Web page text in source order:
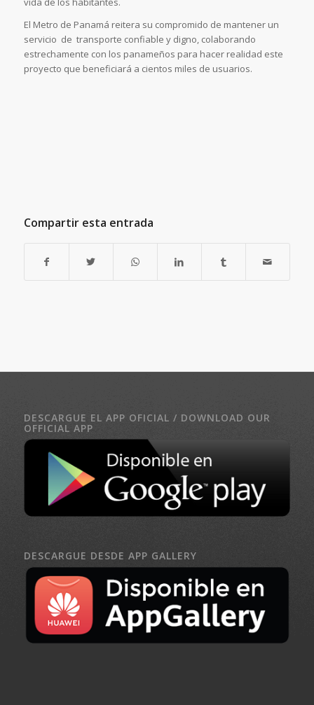
El Metro de Panamá reitera su compromido de mantener un
servicio de transporte confiable y digno, colaborando
estrechamente con los panameños para hacer realidad este
proyecto que beneficiará a cientos miles de usuarios.
Compartir esta entrada
DESCARGUE EL APP OFICIAL / DOWNLOAD OUR
OFFICIAL APP
DESCARGUE DESDE APP GALLERY